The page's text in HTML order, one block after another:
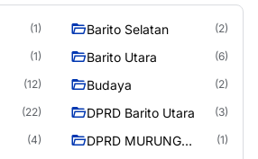
(1) Barito Selatan (2)
(1) Barito Utara (6)
(12) Budaya (2)
(22) DPRD Barito Utara (3)
(4)
DPRD MURUNG
(1)